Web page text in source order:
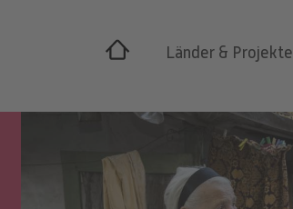
Länder & Projekte